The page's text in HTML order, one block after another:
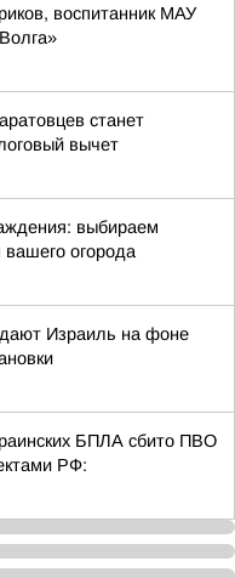
воспитанник МАУ
станет
вычет
выбираем
огорода
Израиль на фоне
БПЛА сбито ПВО
РФ: